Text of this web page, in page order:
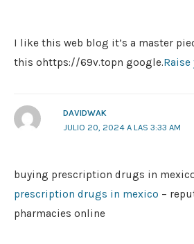
I like this web blog it’s a master
this ohttps://69v.topn google.
DAVIDWAK
JULIO 20, 2024 A LAS 3:33 AM
buying prescription drugs in
prescription drugs in mexico –
pharmacies online